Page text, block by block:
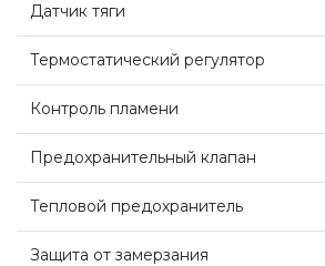
Датчик тяги
Термостатический регулятор
Контроль пламени
Предохранительный клапан
Тепловой предохранитель
Защита от замерзания